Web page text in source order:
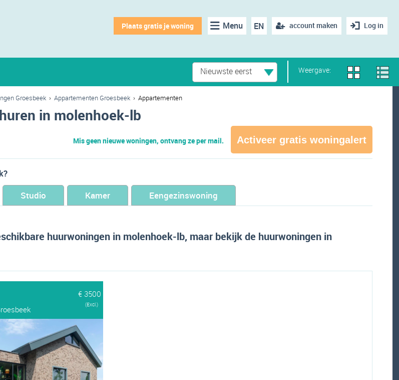
Log in
account maken
EN
Menu
Plaats gratis je woning
Weergave:
Nieuwste eerst
Groesbeek › Appartementen Groesbeek › Appartementen
in molenhoek-lb
Mis geen nieuwe woningen, ontvang ze per mail. Activeer gratis woningalert
Studio Kamer Eengezinswoning
huurwoningen in molenhoek-lb, maar bekijk de huurwoningen in
€ 3500
(Excl.)